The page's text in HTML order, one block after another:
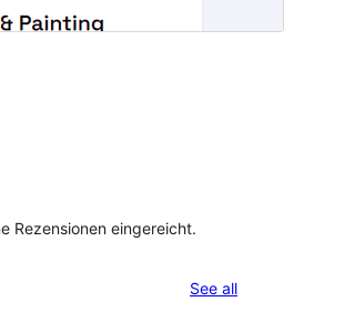
Rezensionen eingereicht.
See allreviews